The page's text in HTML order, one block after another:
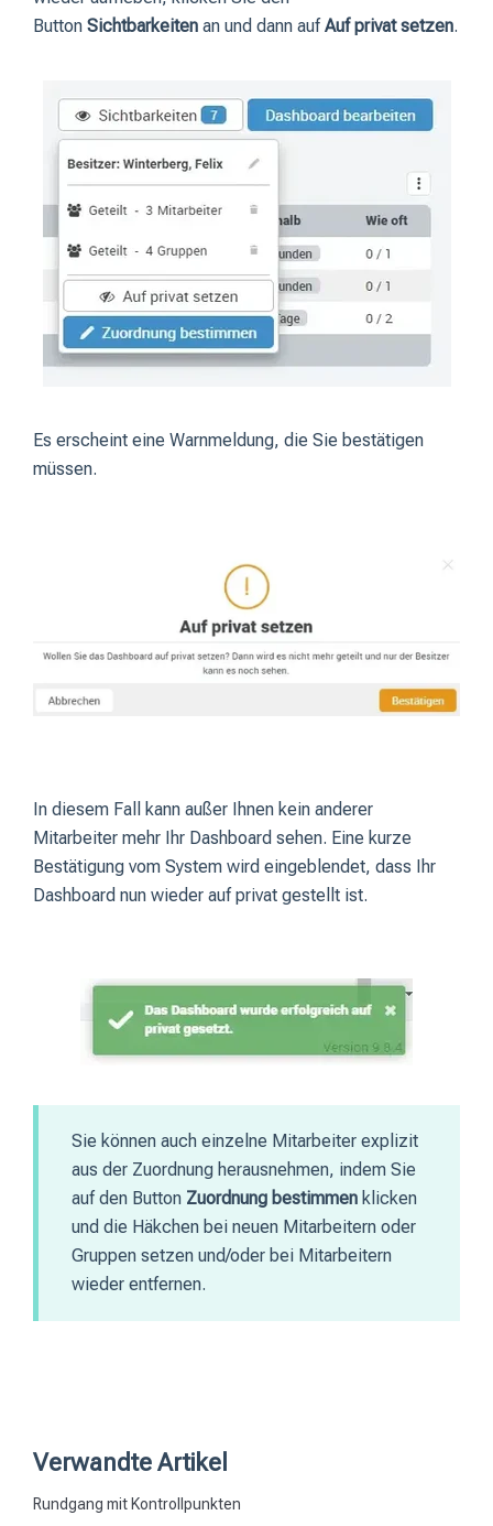
Button Sichtbarkeiten an und dann aufAuf privat setzen.
Es erscheint eine Warnmeldung, die Sie bestätigen
müssen.
In diesem Fall kann außer Ihnen kein anderer
Mitarbeiter mehr Ihr Dashboard sehen. Eine kurze
Bestätigung vom System wird eingeblendet, dass Ihr
Dashboard nun wieder auf privat gestellt ist.
Sie können auch einzelne Mitarbeiter explizit
aus der Zuordnung herausnehmen, indem Sie
auf den Button Zuordnung bestimmen klicken
und die Häkchen bei neuen Mitarbeitern oder
Gruppen setzen und/oder bei Mitarbeitern
wieder entfernen.
Verwandte Artikel
Rundgang mit Kontrollpunkten